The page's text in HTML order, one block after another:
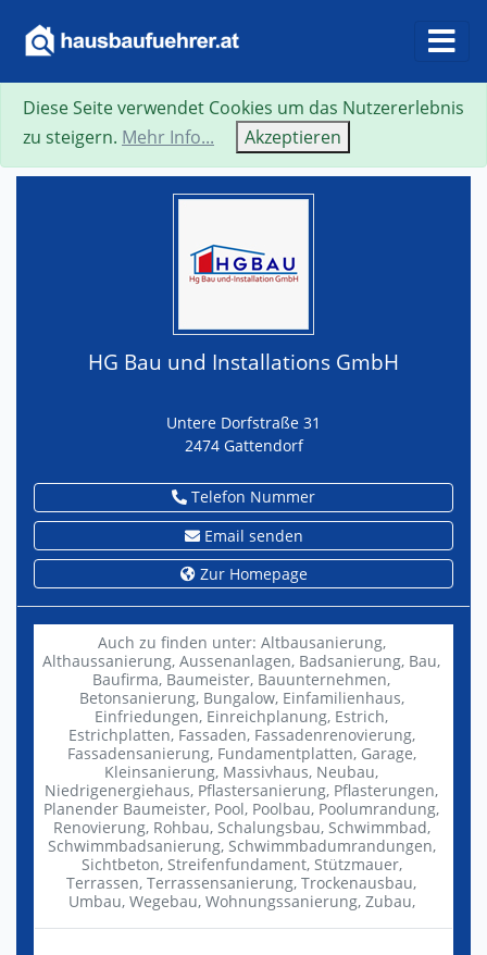
Suche Neue Suche Zurück
HG Bau und Installations GmbH
Untere Dorfstraße 31
2474 Gattendorf
Telefon Nummer
Email senden
Zur Homepage
Auch zu finden unter: Altbausanierung,
Althaussanierung, Aussenanlagen, Badsanierung, Bau,
Baufirma, Baumeister, Bauunternehmen,
Betonsanierung, Bungalow, Einfamilienhaus,
Einfriedungen, Einreichplanung, Estrich,
Estrichplatten, Fassaden, Fassadenrenovierung,
Fassadensanierung, Fundamentplatten, Garage,
Kleinsanierung, Massivhaus, Neubau,
Niedrigenergiehaus, Pflastersanierung, Pflasterungen,
Planender Baumeister, Pool, Poolbau, Poolumrandung,
Renovierung, Rohbau, Schalungsbau, Schwimmbad,
Schwimmbadsanierung, Schwimmbadumrandungen,
Sichtbeton, Streifenfundament, Stützmauer,
Terrassen, Terrassensanierung, Trockenausbau,
Umbau, Wegebau, Wohnungssanierung, Zubau,
Diese Seite verwendet Cookies um das Nutzererlebnis
zu steigern. Mehr Info... Akzeptieren